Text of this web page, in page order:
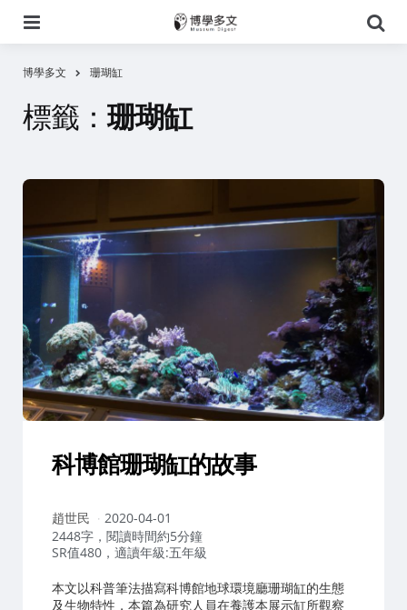
尋
博學多文 珊瑚缸
標籤：珊瑚缸
科博館珊瑚缸的故事
作
者：
趙世民
2020-04-01
2448字，閱讀時間約5分鐘
SR值480，適讀年級:五年級
本文以科普筆法描寫科博館地球環境廳珊瑚缸的生態
及生物特性，本篇為研究人員在養護本展示缸所觀察